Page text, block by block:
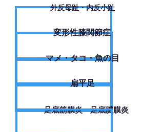
外反母趾・内反小趾
変形性膝関節症
​マメ・タコ・魚の目
扁平足
足底筋膜炎・足底腱膜炎